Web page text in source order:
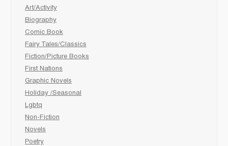
Art/Activity
Biography
Comic Book
Fairy Tales/Classics
Fiction/Picture Books
First Nations
Graphic Novels
Holiday /Seasonal
Lgbtq
Non-Fiction
Novels
Poetry